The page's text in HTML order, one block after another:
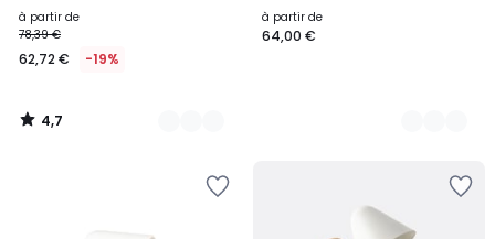
à partir de
78,39 €
62,72 € -19%
4,7
/
à partir de
64,00 €